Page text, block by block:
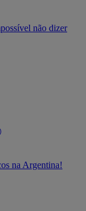
não dizer
na Argentina!